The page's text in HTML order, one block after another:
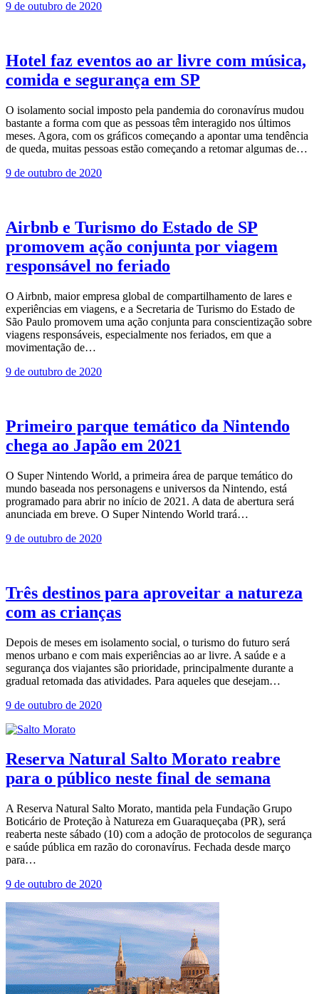
9 de outubro de 2020
Hotel faz eventos ao ar livre com música,
comida e segurança em SP
O isolamento social imposto pela pandemia do coronavírus mudou
bastante a forma com que as pessoas têm interagido nos últimos
meses. Agora, com os gráficos começando a apontar uma tendência
de queda, muitas pessoas estão começando a retomar algumas de…
9 de outubro de 2020
Airbnb e Turismo do Estado de SP
promovem ação conjunta por viagem
responsável no feriado
O Airbnb, maior empresa global de compartilhamento de lares e
experiências em viagens, e a Secretaria de Turismo do Estado de
São Paulo promovem uma ação conjunta para conscientização sobre
viagens responsáveis, especialmente nos feriados, em que a
movimentação de…
9 de outubro de 2020
Primeiro parque temático da Nintendo
chega ao Japão em 2021
O Super Nintendo World, a primeira área de parque temático do
mundo baseada nos personagens e universos da Nintendo, está
programado para abrir no início de 2021. A data de abertura será
anunciada em breve. O Super Nintendo World trará…
9 de outubro de 2020
Três destinos para aproveitar a natureza
com as crianças
Depois de meses em isolamento social, o turismo do futuro será
menos urbano e com mais experiências ao ar livre. A saúde e a
segurança dos viajantes são prioridade, principalmente durante a
gradual retomada das atividades. Para aqueles que desejam…
9 de outubro de 2020
Reserva Natural Salto Morato reabre
para o público neste final de semana
A Reserva Natural Salto Morato, mantida pela Fundação Grupo
Boticário de Proteção à Natureza em Guaraqueçaba (PR), será
reaberta neste sábado (10) com a adoção de protocolos de segurança
e saúde pública em razão do coronavírus. Fechada desde março
para…
9 de outubro de 2020